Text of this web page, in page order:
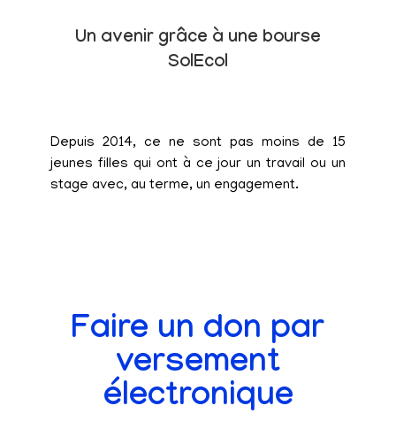
Un avenir grâce à une bourse
SolEcol
Depuis 2014, ce ne sont pas moins de 15
jeunes filles qui ont à ce jour un travail ou un
stage avec, au terme, un engagement.
Faire un don par
versement
électronique